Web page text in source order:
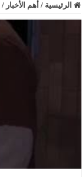
الرئيسية / أهم الأخبار /